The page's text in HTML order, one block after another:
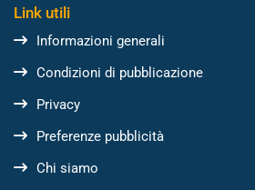
Link utili
Informazioni generali
Condizioni di pubblicazione
Privacy
Preferenze pubblicità
Chi siamo